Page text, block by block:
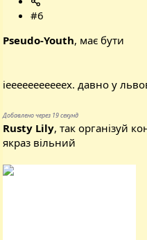
#6
Pseudo-Youth, має бути
іееееееееееех. давно у
Добавлено через 19 секунд
Rusty Lily, так організуй
якраз вільний